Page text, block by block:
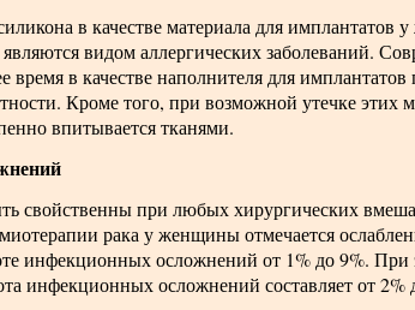
в качестве материала для
видом аллергических заболеваний.
в качестве наполнителя для
Кроме того, при возможной утечке этих
впитывается тканями.
свойственны при любых хирургических
рака у женщины отмечается
инфекционных осложнений от 1% до 9%.
инфекционных осложнений составляет от 2%